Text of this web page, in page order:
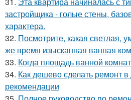
застройщика - голые стены,
характера.
32. Посмотрите, какая светлая,
же время изысканная ванная
33. Когда площадь ванной
34. Как дешево сделать ремонт
рекомендации